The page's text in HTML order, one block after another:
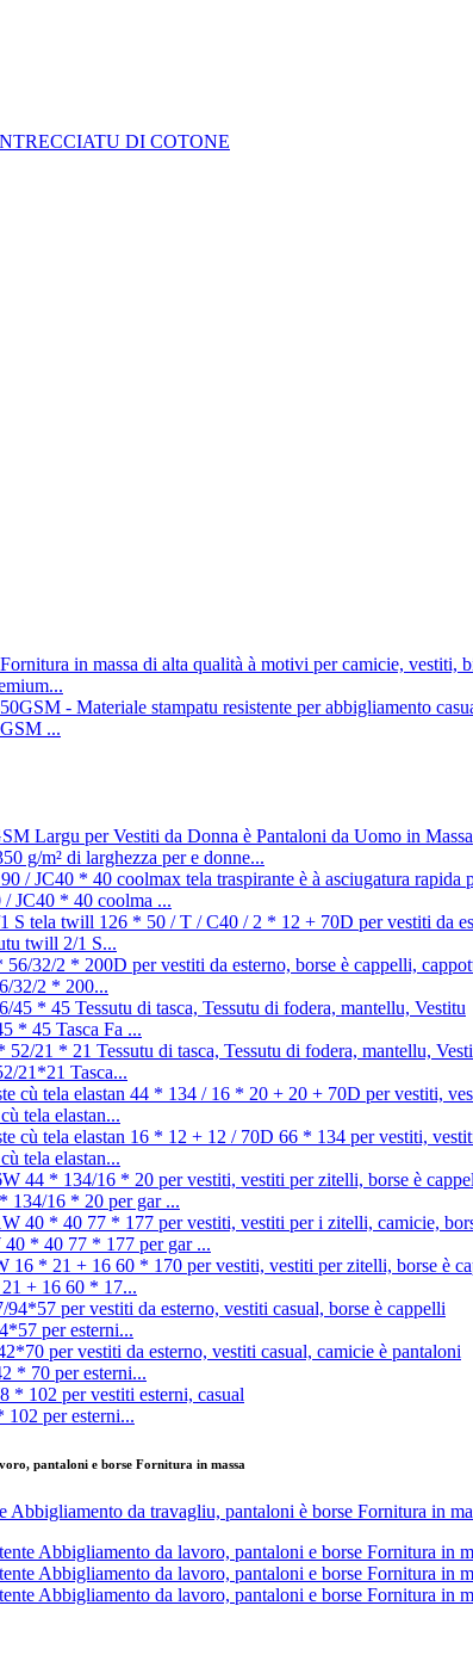
DI COTONE
...
g/m² di larghezza per e donne...
JC40 * 40 coolma ...
twill 2/1 S...
32/2 * 200...
* 45 Tasca Fa ...
21*21 Tasca...
tela elastan...
tela elastan...
134/16 * 20 per gar ...
40 * 40 77 * 177 per gar ...
+ 16 60 * 17...
per esterni...
* 70 per esterni...
per esterni...
pantaloni e borse Fornitura in massa